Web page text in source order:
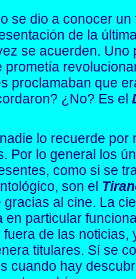
se dio a conocer
de la
se acuerden.
prometía
proclamaban que
¿No? Es el
lo recuerde
Por lo general los
como si se
son el
gracias al cine. La
en particular
de las noticias,
titulares. Sí se
cuando hay